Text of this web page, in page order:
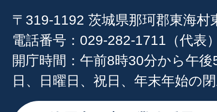
〒319-1192 茨城県那珂郡東海村
電話番号：029-282-1711（代表
開庁時間：午前8時30分から午
日、日曜日、祝日、年末年始の